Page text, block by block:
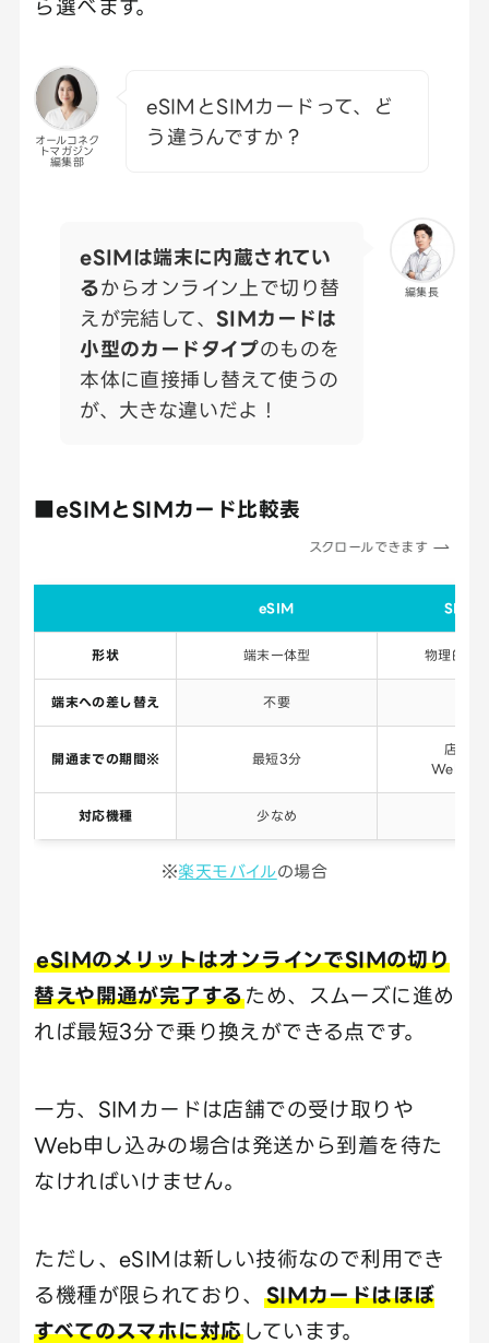
ら選べます。
オールコネク
トマガジン
編集部
eSIMとSIMカードって、ど
う違うんですか？
編集長
eSIMは端末に内蔵されてい
るからオンライン上で切り替
えが完結して、SIMカードは
小型のカードタイプのものを
本体に直接挿し替えて使うの
が、大きな違いだよ！
■eSIMとSIMカード比較表
スクロールできます
eSIM SIMカ
形状 端末一体型 物理的な
端末への差し替え 不要
開通までの期間※ 最短3分
店頭：
Web：
対応機種 少なめ
※楽天モバイルの場合
eSIMのメリットはオンラインでSIMの切り
替えや開通が完了するため、スムーズに進め
れば最短3分で乗り換えができる点です。
一方、SIMカードは店舗での受け取りや
Web申し込みの場合は発送から到着を待た
なければいけません。
ただし、eSIMは新しい技術なので利用でき
る機種が限られており、 SIMカードはほぼ
すべてのスマホに対応 しています。